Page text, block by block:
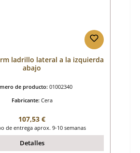
ladrillo lateral a la izquierda
abajo
de producto: 01002340
Fabricante: Cera
Precio normal:
107,53 €
de entrega aprox. 9-10 semanas
Detalles